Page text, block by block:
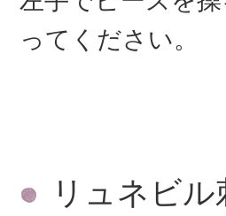
ってください。
リュネビ